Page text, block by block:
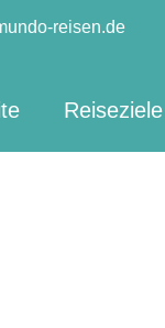
reisen.de
Reiseziele